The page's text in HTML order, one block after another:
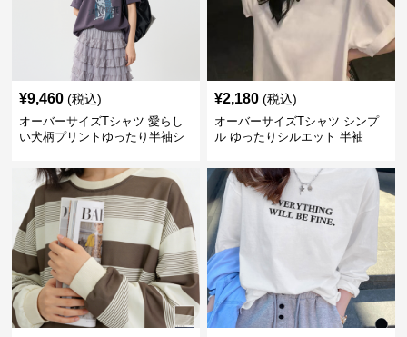
¥9,460 (税込)
オーバーサイズTシャツ 愛らし
い犬柄プリントゆったり半袖シ
¥2,180 (税込)
オーバーサイズTシャツ シンプ
ル ゆったりシルエット 半袖